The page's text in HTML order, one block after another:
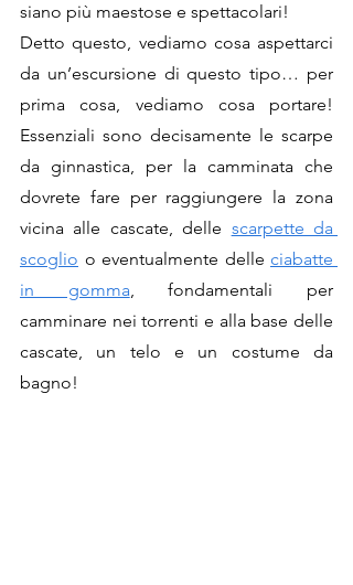
siano più maestose e spettacolari!
Detto questo, vediamo cosa aspettarci
da un’escursione di questo tipo… per
prima cosa, vediamo cosa portare!
Essenziali sono decisamente le scarpe
da ginnastica, per la camminata che
dovrete fare per raggiungere la zona
vicina alle cascate, delle scarpette da
scoglio o eventualmente delle ciabatte
in gomma, fondamentali per
camminare nei torrenti e alla base delle
cascate, un telo e un costume da
bagno!